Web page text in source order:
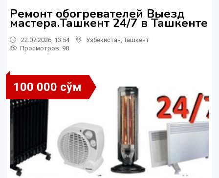
Ремонт обогревателей Выезд
мастера.Ташкент 24/7 в Ташкенте
22.07.2026, 13:54 Узбекистан Ташкент
Просмотров: 98
100 000 сўм